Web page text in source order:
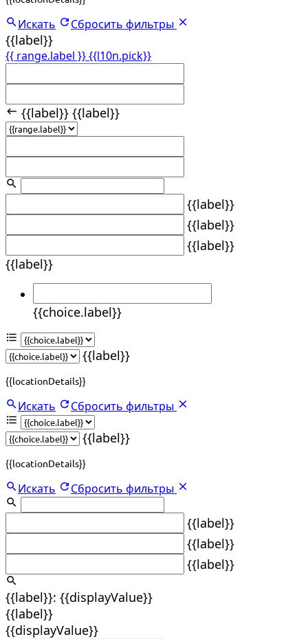
Искать Сбросить фильтры
{{label}}
{{ range.label }}{{l10n.pick}}
{{label}} {{label}}
{{label}}
{{label}}
{{label}}
{{label}}
{{choice.label}}
{{label}}
{{locationDetails}}
Искать Сбросить фильтры
{{label}}
{{locationDetails}}
Искать Сбросить фильтры
{{label}}
{{label}}
{{label}}
{{label}}: {{displayValue}}
{{label}}
{{displayValue}}